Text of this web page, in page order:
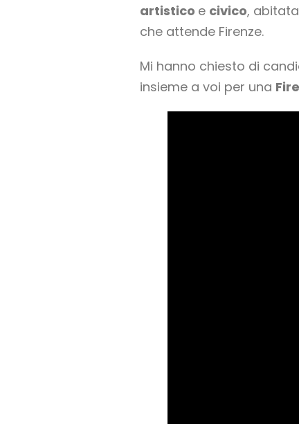
artistico e civico,
che attende Firenze.
Mi hanno chiesto di
insieme a voi per una